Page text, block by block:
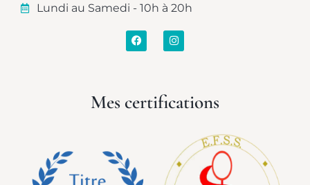
Lundi au Samedi - 10h à 20h
Mes certifications